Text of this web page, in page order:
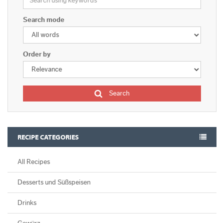
Search mode
Order by
Search
RECIPE CATEGORIES
All Recipes
Desserts und Süßspeisen
Drinks